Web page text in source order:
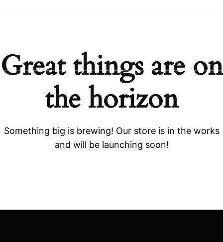
Great things are on
the horizon
Something big is brewing! Our store is in the works
and will be launching soon!